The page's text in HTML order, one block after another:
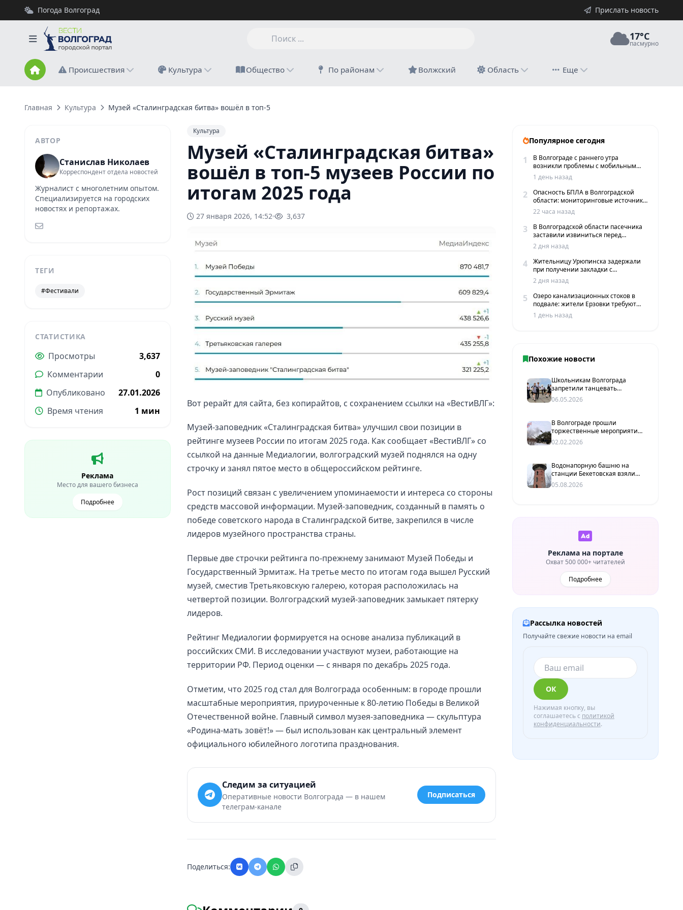
Погода Волгоград Прислать новость
17°C
пасмурно
Происшествия Культура Общество По районам Волжский Область Еще
Главная Культура Музей «Сталинградская битва» вошёл в топ-5 музеев России по итогам 2025 года
АВТОР
Станислав Николаев
Корреспондент отдела новостей
Журналист с многолетним опытом.
Специализируется на городских
новостях и репортажах.
ТЕГИ
#Фестивали
СТАТИСТИКА
Просмотры
3,637
Комментарии
0
Опубликовано
27.01.2026
Время чтения
1 мин
Реклама
Место для вашего бизнеса
Подробнее
Культура
Музей «Сталинградская битва»
вошёл в топ-5 музеев России по
итогам 2025 года
27 января 2026, 14:52 3,637
Вот рерайт для сайта, без копирайтов, с сохранением ссылки на «ВестиВЛГ»:
Музей-заповедник «Сталинградская битва» улучшил свои позиции в
рейтинге музеев России по итогам 2025 года. Как сообщает «ВестиВЛГ» со
ссылкой на данные Медиалогии, волгоградский музей поднялся на одну
строчку и занял пятое место в общероссийском рейтинге.
Рост позиций связан с увеличением упоминаемости и интереса со стороны
средств массовой информации. Музей-заповедник, созданный в память о
победе советского народа в Сталинградской битве, закрепился в числе
лидеров музейного пространства страны.
Первые две строчки рейтинга по-прежнему занимают Музей Победы и
Государственный Эрмитаж. На третье место по итогам года вышел Русский
музей, сместив Третьяковскую галерею, которая расположилась на
четвертой позиции. Волгоградский музей-заповедник замыкает пятерку
лидеров.
Рейтинг Медиалогии формируется на основе анализа публикаций в
российских СМИ. В исследовании участвуют музеи, работающие на
территории РФ. Период оценки — с января по декабрь 2025 года.
Отметим, что 2025 год стал для Волгограда особенным: в городе прошли
масштабные мероприятия, приуроченные к 80-летию Победы в Великой
Отечественной войне. Главный символ музея-заповедника — скульптура
«Родина-мать зовёт!» — был использован как центральный элемент
официального юбилейного логотипа празднования.
Следим за ситуацией
Оперативные новости Волгограда — в нашем
телеграм-канале
Подписаться
Поделиться:
Популярное сегодня
1
В Волгограде с раннего утра
возникли проблемы с мобильным
интернетом и сервисами такси
1 день назад
2
Опасность БПЛА в Волгоградской
области: мониторинговые источники
сообщают о пролетах беспилотников
22 часа назад
3
В Волгоградской области пасечника
заставили извиниться перед
жителями хутора
2 дня назад
4
Жительницу Урюпинска задержали
при получении закладки с
мефедроном в Волгограде
2 дня назад
5
Озеро канализационных стоков в
подвале: жители Ерзовки требуют
срочных мер
1 день назад
Похожие новости
Школьникам Волгограда
запретили танцевать
выпускной вальс под
зарубежные хиты
06.05.2026
В Волгограде прошли
торжественные мероприятия
в честь 83-й годовщины
победы в Сталинградской
02.02.2026
Водонапорную башню на
станции Бекетовская взяли
под государственную охрану
05.08.2026
Реклама на портале
Охват 500 000+ читателей
Подробнее
Рассылка новостей
Получайте свежие новости на email
ОК
Нажимая кнопку, вы
соглашаетесь с политикой
конфиденциальности.